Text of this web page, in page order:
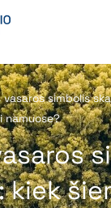
vasaros simbolis
namuose?
kiek